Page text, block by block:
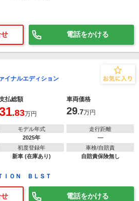
電話をかける
イナルエディション
払総額 車両価格
.83万円 29.7万円
モデル年式
2025年
走行距離
―
初度登録年
新車 (在庫あり)
車検/自賠責
自賠責保険無し
ＩＯＮ ＢＬＳＴ
電話をかける